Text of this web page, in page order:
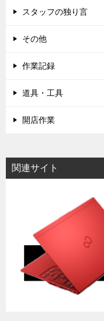
スタッフの独り言
その他
作業記録
道具・工具
開店作業
関連サイト